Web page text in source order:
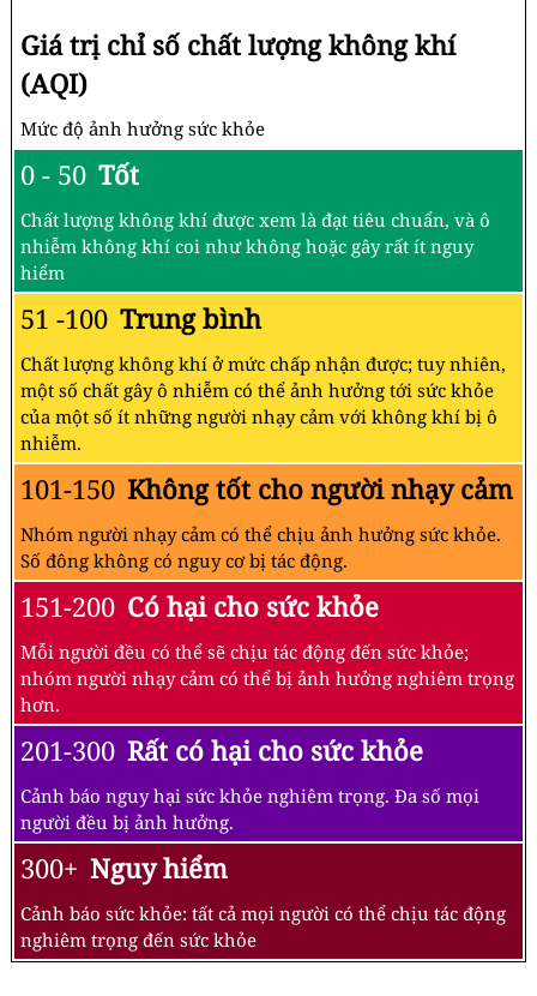
Giá trị chỉ số chất lượng không khí
(AQI)
Mức độ ảnh hưởng sức khỏe
0 - 50 Tốt
Chất lượng không khí được xem là đạt tiêu chuẩn, và ô
nhiễm không khí coi như không hoặc gây rất ít nguy
hiểm
51 -100 Trung bình
Chất lượng không khí ở mức chấp nhận được; tuy nhiên,
một số chất gây ô nhiễm có thể ảnh hưởng tới sức khỏe
của một số ít những người nhạy cảm với không khí bị ô
nhiễm.
101-150 Không tốt cho người nhạy cảm
Nhóm người nhạy cảm có thể chịu ảnh hưởng sức khỏe.
Số đông không có nguy cơ bị tác động.
151-200 Có hại cho sức khỏe
Mỗi người đều có thể sẽ chịu tác động đến sức khỏe;
nhóm người nhạy cảm có thể bị ảnh hưởng nghiêm trọng
hơn.
201-300 Rất có hại cho sức khỏe
Cảnh báo nguy hại sức khỏe nghiêm trọng. Đa số mọi
người đều bị ảnh hưởng.
300+ Nguy hiểm
Cảnh báo sức khỏe: tất cả mọi người có thể chịu tác động
nghiêm trọng đến sức khỏe